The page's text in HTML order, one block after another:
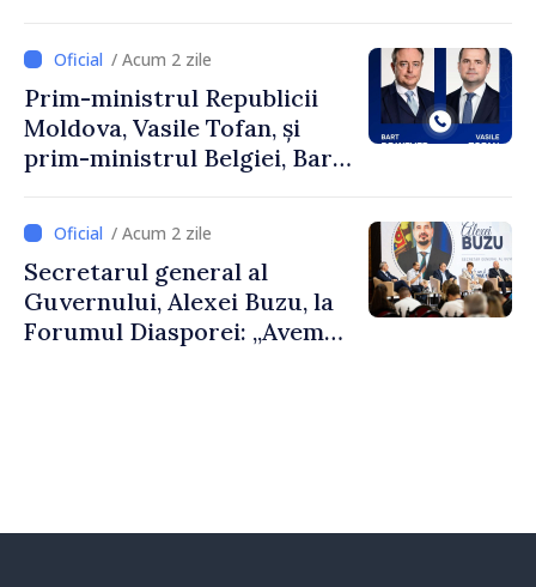
/ Acum 2 zile
Prim-ministrul Republicii
Moldova, Vasile Tofan, și
prim-ministrul Belgiei, Bart
despre parcursul european
al Republicii Moldova.
/ Acum 2 zile
Secretarul general al
Guvernului, Alexei Buzu, la
Forumul Diasporei: „Avem